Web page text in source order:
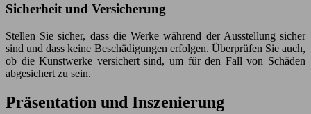
Sicherheit und Versicherung
Stellen Sie sicher, dass die Werke während der Ausstellung sicher
sind und dass keine Beschädigungen erfolgen. Überprüfen Sie auch,
ob die Kunstwerke versichert sind, um für den Fall von Schäden
abgesichert zu sein.
Präsentation und Inszenierung